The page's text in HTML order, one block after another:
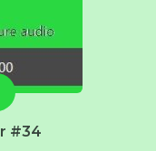
#34